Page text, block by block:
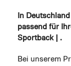
In
passend für
Sportback | .
Bei unserem